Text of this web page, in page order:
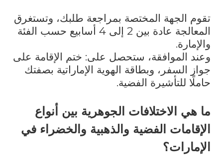
تقوم الجهة المختصة بمراجعة طلبك، وتستغرق
المعالجة عادة بين 2 إلى 4 أسابيع حسب الفئة
والإمارة.
وعند الموافقة، ستحصل على: ختم الإقامة على
جواز السفر، وبطاقة الهوية الإماراتية بصفتك
حاملًا للتأشيرة الفضية.
ما هي الاختلافات الجوهرية بين أنواع
الإقامات الفضية والذهبية والخضراء في
الإمارات؟